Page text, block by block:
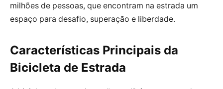
milhões de pessoas, que encontram na estrada um
espaço para desafio, superação e liberdade.
Características Principais da
Bicicleta de Estrada